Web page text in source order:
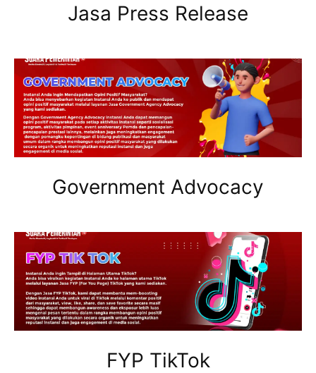
Jasa Press Release
Government Advocacy
FYP TikTok